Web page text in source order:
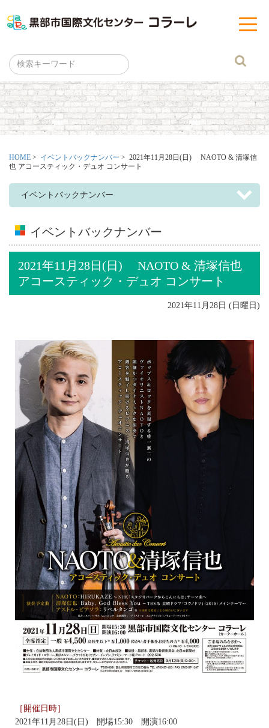
黒部
t
o
v
i
g
a
t
i
o
HOME > イベントバックナンバー > 2021年11月28日(日) NAOTO & 清塚信
也 アコースティック・デュオ コンサート
イベントバックナンバー
イベントバックナンバー
2021年11月28日(日) NAOTO & 清塚信也
アコースティック・デュオ コンサート
2021年11月28日 (日曜日)
［開催日時］
2021年11月28日(日) 開場15:30 開演16:00